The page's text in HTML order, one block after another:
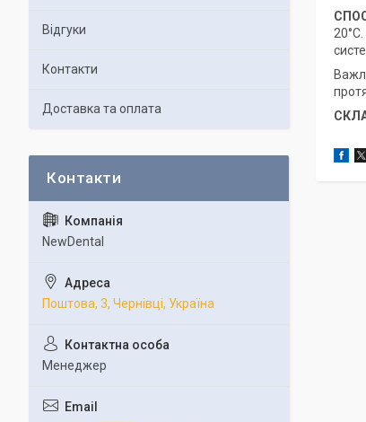
Відгуки
Контакти
Доставка та оплата
NewDental
Поштова, 3, Чернівці, Україна
Менеджер